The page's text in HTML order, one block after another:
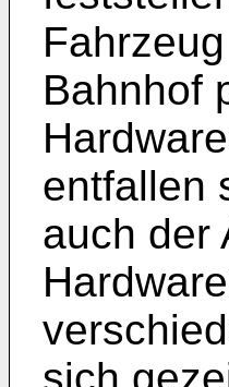
Bahnhof
entfallen
auch der